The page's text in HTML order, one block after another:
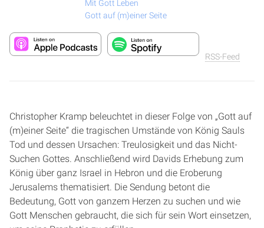
Mit Gott Leben
Gott auf (m)einer Seite
RSS-Feed
Christopher Kramp beleuchtet in dieser Folge von „Gott auf
(m)einer Seite“ die tragischen Umstände von König Sauls
Tod und dessen Ursachen: Treulosigkeit und das Nicht-
Suchen Gottes. Anschließend wird Davids Erhebung zum
König über ganz Israel in Hebron und die Eroberung
Jerusalems thematisiert. Die Sendung betont die
Bedeutung, Gott von ganzem Herzen zu suchen und wie
Gott Menschen gebraucht, die sich für sein Wort einsetzen,